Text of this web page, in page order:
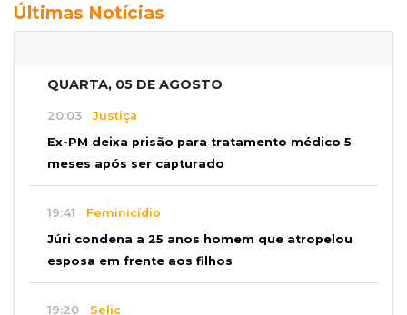
Últimas Notícias
QUARTA, 05 DE AGOSTO
20:03 Justiça
Ex-PM deixa prisão para tratamento médico 5
meses após ser capturado
19:41 Feminicídio
Júri condena a 25 anos homem que atropelou
esposa em frente aos filhos
19:20 Selic